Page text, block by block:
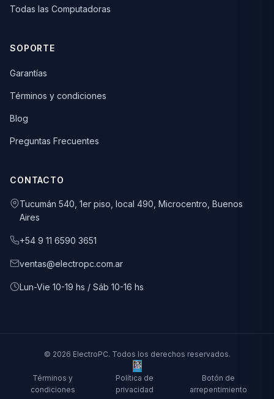
Todas las Computadoras
SOPORTE
Garantías
Términos y condiciones
Blog
Preguntas Frecuentes
CONTACTO
Tucumán 540, 1er piso, local 490, Microcentro, Buenos
Aires
+54 9 11 6590 3651
ventas@electropc.com.ar
Lun-Vie 10-19 hs / Sáb 10-16 hs
© 2026 ElectroPC. Todos los derechos reservados.
Términos y
condiciones
Política de
privacidad
Botón de
arrepentimiento